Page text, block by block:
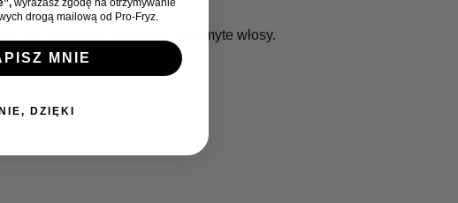
1:2. Nakładać na suche, nieumyte włosy.
i umyć włosy.
wyrażasz zgodę na otrzymywanie
drogą mailową od Pro-Fryz.
MNIE
DZIĘKI